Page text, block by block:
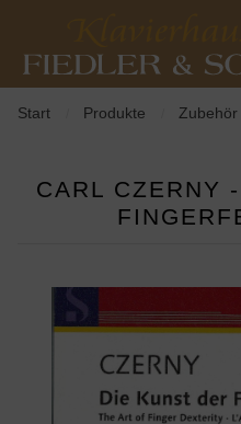
Start Produkte Zubehör
CARL CZERNY